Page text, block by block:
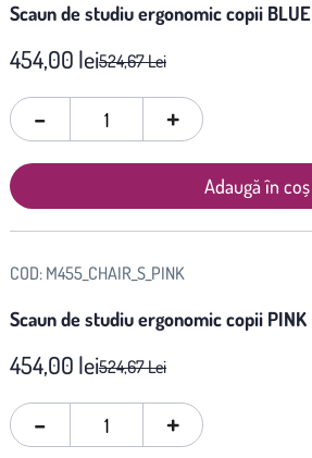
Scaun de studiu ergonomic copii BLUE
454,00 lei524,67 Lei
+
-
Adaugă în coș
COD: M455_CHAIR_S_PINK
Scaun de studiu ergonomic copii PINK
454,00 lei524,67 Lei
+
-